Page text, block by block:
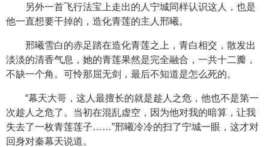
另外一首飞行法宝上走出的人宁城同样认识这人，也是
他一直想要干掉的，造化青莲的主人邢曦。
邢曦雪白的赤足踏在造化青莲之上，青白相交，散发出
淡淡的清香气息，她的青莲果然是完全融合，一共十二瓣，
不缺一个角。可怜那屈无剑，最后不知道是怎么死的。
“幕天大哥，这人最擅长的就是趁人之危，他也不是第一
次趁人之危了。当初在混乱虚空，因为他对我的暗算，让我
失去了一枚青莲莲子……”邢曦冷冷的扫了宁城一眼，这才对
回身对秦幕天说道。